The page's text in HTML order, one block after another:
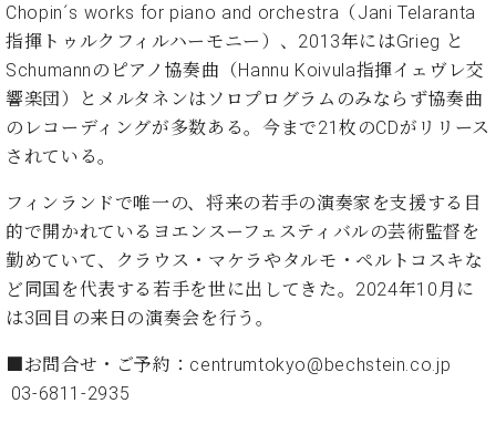
お
問
わ
せ
ア
テ
ィ
ス
カ
ス
タ
Chopin´s works for piano and orchestra（Jani Telaranta
指揮トゥルクフィルハーモニー）、2013年にはGrieg と
Schumannのピアノ協奏曲（Hannu Koivula指揮イェヴレ交
響楽団）とメルタネンはソロプログラムのみならず協奏曲
のレコーディングが多数ある。今まで21枚のCDがリリース
されている。
フィンランドで唯一の、将来の若手の演奏家を支援する目
的で開かれているヨエンスーフェスティバルの芸術監督を
勤めていて、クラウス・マケラやタルモ・ペルトコスキな
ど同国を代表する若手を世に出してきた。2024年10月に
は3回目の来日の演奏会を行う。
■お問合せ・ご予約： centrumtokyo@bechstein.co.jp
03-6811-2935